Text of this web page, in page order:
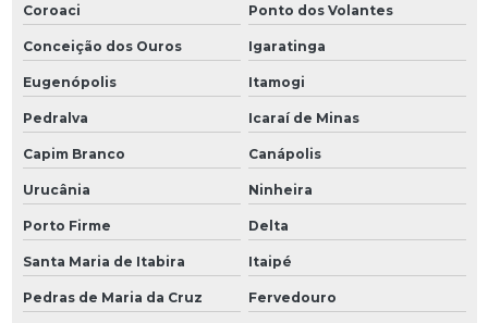
Coroaci Ponto dos Volantes
Conceição dos Ouros Igaratinga
Eugenópolis Itamogi
Pedralva Icaraí de Minas
Capim Branco Canápolis
Urucânia Ninheira
Porto Firme Delta
Santa Maria de Itabira Itaipé
Pedras de Maria da Cruz Fervedouro